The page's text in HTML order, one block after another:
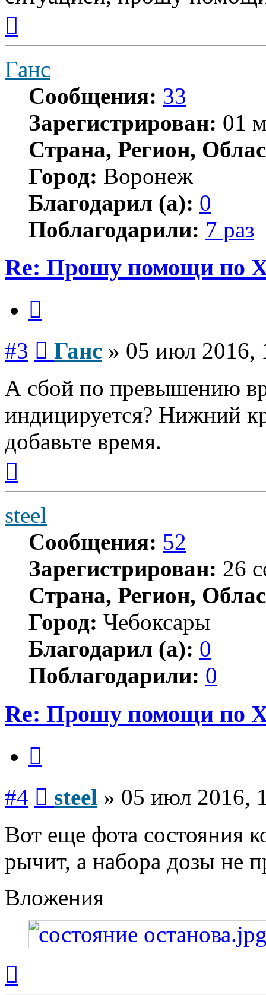
началу
Ганс
Сообщения: 33
Зарегистрирован: 01
Страна, Регион,
Город: Воронеж
Благодарил (а): 0
Поблагодарили: 7 раз
Re: Прошу помощи по
#3 Ганс » 05 июл 2016,
А сбой по превышению
индицируется? Нижний
добавьте время.
началу
steel
Сообщения: 52
Зарегистрирован: 26
Страна, Регион,
Город: Чебоксары
Благодарил (а): 0
Поблагодарили: 0
Re: Прошу помощи по
#4 steel » 05 июл 2016,
Вот еще фота состояния
рычит, а набора дозы не
Вложения
началу